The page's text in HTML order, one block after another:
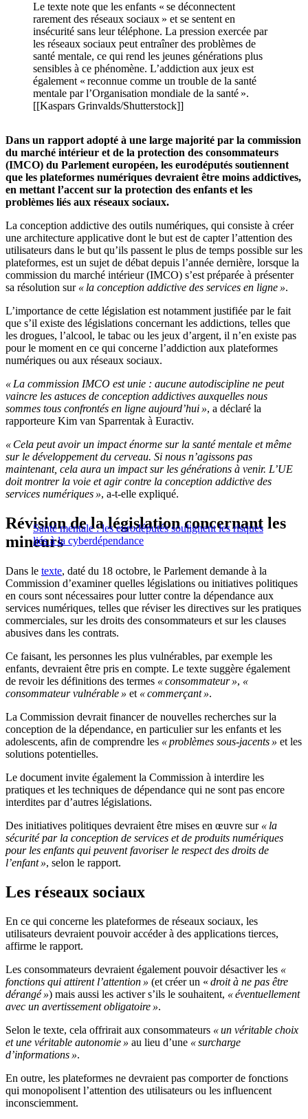
Le texte note que les enfants « se déconnectent
rarement des réseaux sociaux » et se sentent en
insécurité sans leur téléphone. La pression exercée par
les réseaux sociaux peut entraîner des problèmes de
santé mentale, ce qui rend les jeunes générations plus
sensibles à ce phénomène. L’addiction aux jeux est
également « reconnue comme un trouble de la santé
mentale par l’Organisation mondiale de la santé ».
[[Kaspars Grinvalds/Shutterstock]]
Dans un rapport adopté à une large majorité par la commission
du marché intérieur et de la protection des consommateurs
(IMCO) du Parlement européen, les eurodéputés soutiennent
que les plateformes numériques devraient être moins addictives,
en mettant l’accent sur la protection des enfants et les
problèmes liés aux réseaux sociaux.
La conception addictive des outils numériques, qui consiste à créer
une architecture applicative dont le but est de capter l’attention des
utilisateurs dans le but qu’ils passent le plus de temps possible sur les
plateformes, est un sujet de débat depuis l’année dernière, lorsque la
commission du marché intérieur (IMCO) s’est préparée à présenter
sa résolution sur« la conception addictive des services en ligne ».
L’importance de cette législation est notamment justifiée par le fait
que s’il existe des législations concernant les addictions, telles que
les drogues, l’alcool, le tabac ou les jeux d’argent, il n’en existe pas
pour le moment en ce qui concerne l’addiction aux plateformes
numériques ou aux réseaux sociaux.
« La commission IMCO est unie : aucune autodiscipline ne peut
vaincre les astuces de conception addictives auxquelles nous
sommes tous confrontés en ligne aujourd’hui », a déclaré la
rapporteure Kim van Sparrentak à Euractiv.
« Cela peut avoir un impact énorme sur la santé mentale et même
sur le développement du cerveau. Si nous n’agissons pas
maintenant, cela aura un impact sur les générations à venir. L’UE
doit montrer la voie et agir contre la conception addictive des
services numériques », a-t-elle expliqué.
Santé mentale : les eurodéputés soulignent les risques
liés à la cyberdépendance
Révision de la législation concernant les
mineurs
Dans le texte, daté du 18 octobre, le Parlement demande à la
Commission d’examiner quelles législations ou initiatives politiques
en cours sont nécessaires pour lutter contre la dépendance aux
services numériques, telles que réviser les directives sur les pratiques
commerciales, sur les droits des consommateurs et sur les clauses
abusives dans les contrats.
Ce faisant, les personnes les plus vulnérables, par exemple les
enfants, devraient être pris en compte. Le texte suggère également
de revoir les définitions des termes « consommateur », «
consommateur vulnérable » et « commerçant ».
La Commission devrait financer de nouvelles recherches sur la
conception de la dépendance, en particulier sur les enfants et les
adolescents, afin de comprendre les « problèmes sous-jacents » et les
solutions potentielles.
Le document invite également la Commission à interdire les
pratiques et les techniques de dépendance qui ne sont pas encore
interdites par d’autres législations.
Des initiatives politiques devraient être mises en œuvre sur « la
sécurité par la conception de services et de produits numériques
pour les enfants qui peuvent favoriser le respect des droits de
l’enfant », selon le rapport.
Les réseaux sociaux
En ce qui concerne les plateformes de réseaux sociaux, les
utilisateurs devraient pouvoir accéder à des applications tierces,
affirme le rapport.
Les consommateurs devraient également pouvoir désactiver les «
fonctions qui attirent l’attention » (et créer un « droit à ne pas être
dérangé ») mais aussi les activer s’ils le souhaitent, « éventuellement
avec un avertissement obligatoire ».
Selon le texte, cela offrirait aux consommateurs « un véritable choix
et une véritable autonomie » au lieu d’une « surcharge
d’informations ».
En outre, les plateformes ne devraient pas comporter de fonctions
qui monopolisent l’attention des utilisateurs ou les influencent
inconsciemment.